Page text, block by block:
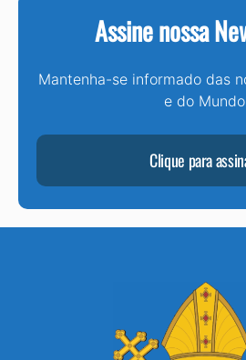
Assine nossa
Mantenha-se informado das
e do Mundo
Clique para